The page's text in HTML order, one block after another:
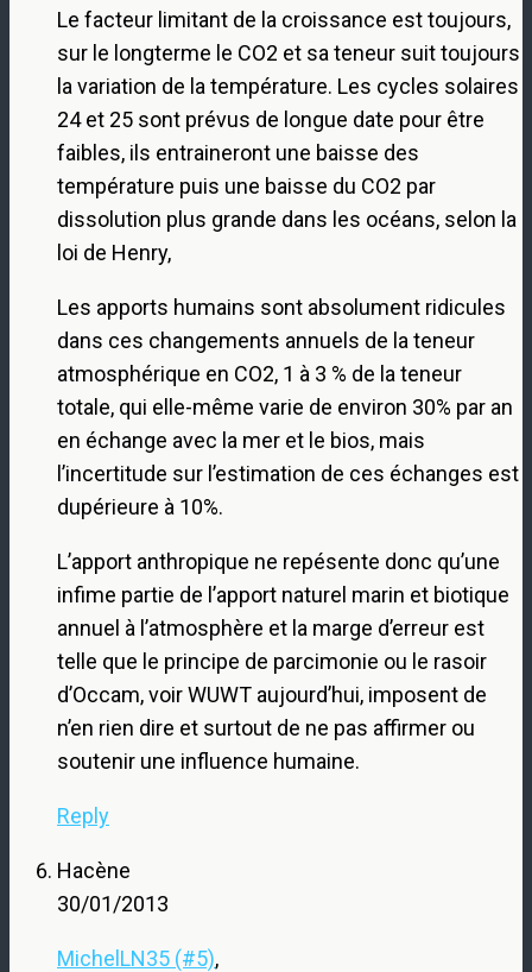
Le facteur limitant de la croissance est toujours,
sur le longterme le CO2 et sa teneur suit toujours
la variation de la température. Les cycles solaires
24 et 25 sont prévus de longue date pour être
faibles, ils entraineront une baisse des
température puis une baisse du CO2 par
dissolution plus grande dans les océans, selon la
loi de Henry,
Les apports humains sont absolument ridicules
dans ces changements annuels de la teneur
atmosphérique en CO2, 1 à 3 % de la teneur
totale, qui elle-même varie de environ 30% par an
en échange avec la mer et le bios, mais
l’incertitude sur l’estimation de ces échanges est
dupérieure à 10%.
L’apport anthropique ne repésente donc qu’une
infime partie de l’apport naturel marin et biotique
annuel à l’atmosphère et la marge d’erreur est
telle que le principe de parcimonie ou le rasoir
d’Occam, voir WUWT aujourd’hui, imposent de
n’en rien dire et surtout de ne pas affirmer ou
soutenir une influence humaine.
Reply
Hacène
30/01/2013
MichelLN35 (#5),